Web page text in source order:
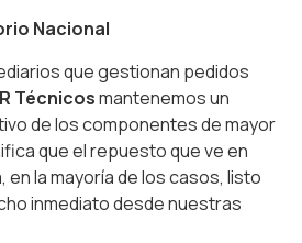
Nacional
que gestionan pedidos
Técnicosmantenemos un
de los componentes de mayor
que el repuesto que ve en
la mayoría de los casos, listo
inmediato desde nuestras